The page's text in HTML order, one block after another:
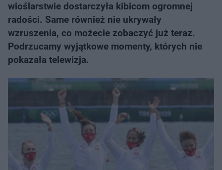
wioślarstwie dostarczyła kibicom ogromnej
radości. Same również nie ukrywały
wzruszenia, co możecie zobaczyć już teraz.
Podrzucamy wyjątkowe momenty, których nie
pokazała telewizja.